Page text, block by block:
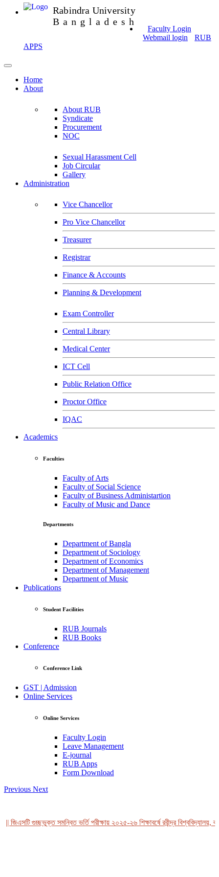
Rabindra University
Bangladesh
Faculty Login
Webmail login
RUB
APPS
Home
About
About RUB
Syndicate
Procurement
NOC
Sexual Harassment Cell
Job Circular
Gallery
Administration
Vice Chancellor
Pro Vice Chancellor
Treasurer
Registrar
Finance & Accounts
Planning & Development
Exam Controller
Central Library
Medical Center
ICT Cell
Public Relation Office
Proctor Office
IQAC
Academics
Faculties
Faculty of Arts
Faculty of Social Science
Faculty of Business Administartion
Faculty of Music and Dance
Departments
Department of Bangla
Department of Sociology
Department of Economics
Department of Management
Department of Music
Publications
Student Facilities
RUB Journals
RUB Books
Conference
Conference Link
GST | Admission
Online Services
Online Services
Faculty Login
Leave Management
E-journal
RUB Apps
Form Download
Previous Next
গুচ্ছভুক্ত সমন্বিত ভর্তি পরীক্ষায় ২০২৫-২৬ শিক্ষাবর্ষে রবীন্দ্র বিশ্ববিদ্যালয়,